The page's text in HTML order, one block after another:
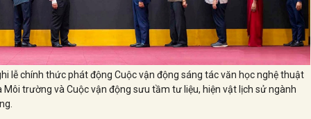
lễ chính thức phát động Cuộc vận động sáng tác văn học nghệ thuật
Môi trường và Cuộc vận động sưu tầm tư liệu, hiện vật lịch sử ngành